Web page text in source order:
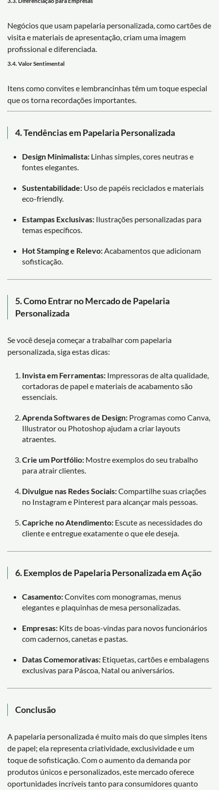
Negócios que usam papelaria personalizada, como cartões de
visita e materiais de apresentação, criam uma imagem
profissional e diferenciada.
3.4. Valor Sentimental
Itens como convites e lembrancinhas têm um toque especial
que os torna recordações importantes.
4. Tendências em Papelaria Personalizada
Design Minimalista: Linhas simples, cores neutras e
fontes elegantes.
Sustentabilidade: Uso de papéis reciclados e materiais
eco-friendly.
Estampas Exclusivas: Ilustrações personalizadas para
temas específicos.
Hot Stamping e Relevo: Acabamentos que adicionam
sofisticação.
5. Como Entrar no Mercado de Papelaria
Personalizada
Se você deseja começar a trabalhar com papelaria
personalizada, siga estas dicas:
Invista em Ferramentas: Impressoras de alta qualidade,
cortadoras de papel e materiais de acabamento são
essenciais.
Aprenda Softwares de Design: Programas como Canva,
Illustrator ou Photoshop ajudam a criar layouts
atraentes.
Crie um Portfólio: Mostre exemplos do seu trabalho
para atrair clientes.
Divulgue nas Redes Sociais:Compartilhe suas criações
no Instagram e Pinterest para alcançar mais pessoas.
Capriche no Atendimento: Escute as necessidades do
cliente e entregue exatamente o que ele deseja.
6. Exemplos de Papelaria Personalizada em Ação
Casamento:Convites com monogramas, menus
elegantes e plaquinhas de mesa personalizadas.
Empresas: Kits de boas-vindas para novos funcionários
com cadernos, canetas e pastas.
Datas Comemorativas: Etiquetas, cartões e embalagens
exclusivas para Páscoa, Natal ou aniversários.
Conclusão
A papelaria personalizada é muito mais do que simples itens
de papel; ela representa criatividade, exclusividade e um
toque de sofisticação. Com o aumento da demanda por
produtos únicos e personalizados, este mercado oferece
oportunidades incríveis tanto para consumidores quanto